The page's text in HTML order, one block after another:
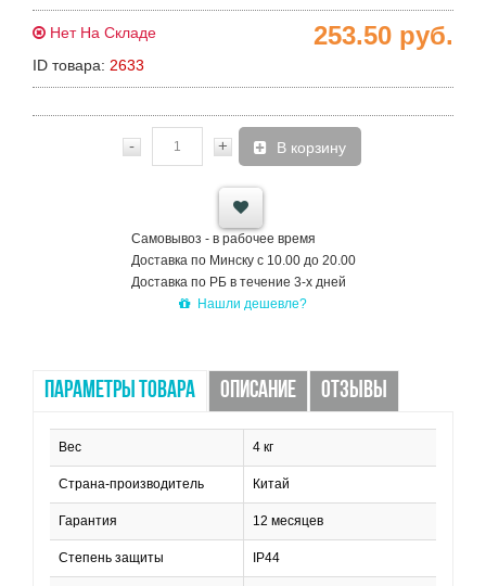
Нет На Складе
ID товара: 2633
253.50 руб.
- + В корзину
Самовывоз - в рабочее время
Доставка по Минску с 10.00 до 20.00
Доставка по РБ в течение 3-х дней
Нашли дешевле?
ПАРАМЕТРЫ ТОВАРА ОПИСАНИЕ ОТЗЫВЫ
Вес 4 кг
Страна-производитель Китай
Гарантия 12 месяцев
Степень защиты IP44